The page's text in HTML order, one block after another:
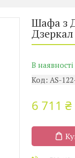
Шафа з
В наявності
Код: AS-
6 711 ₴